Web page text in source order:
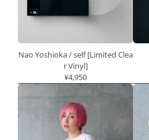
Nao Yoshioka / self [Limited Clea
r Vinyl]
¥4,950